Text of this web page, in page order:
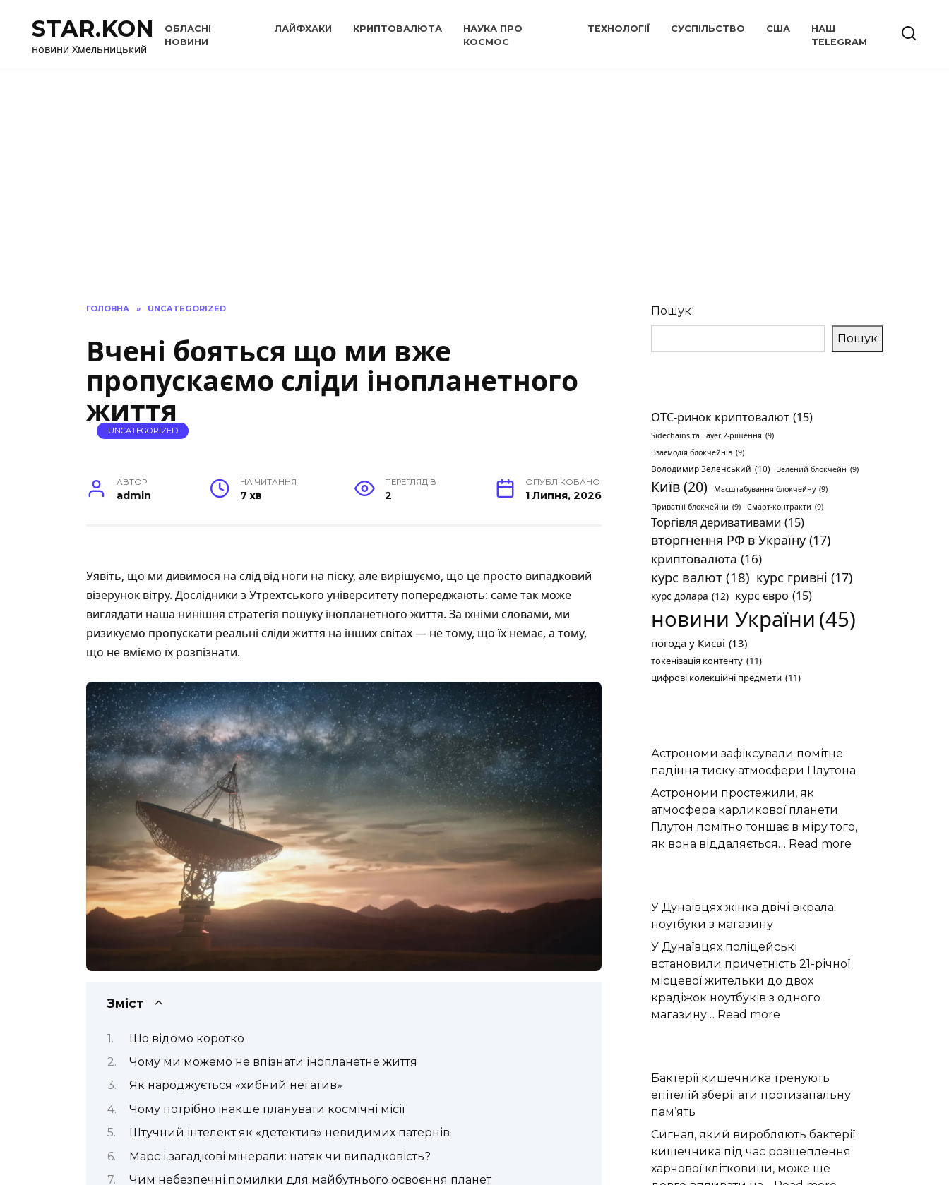
вмістуSTAR.KON
новини Хмельницький
ОБЛАСНІ
НОВИНИ
ЛАЙФХАКИ КРИПТОВАЛЮТА
НАУКА ПРО
КОСМОС
ТЕХНОЛОГІЇ СУСПІЛЬСТВО США
НАШ
TELEGRAM
ГОЛОВНА » UNCATEGORIZED
Вчені бояться що ми вже
пропускаємо сліди інопланетного
життя
UNCATEGORIZED
АВТОР
admin
НА ЧИТАННЯ
7 хв
ПЕРЕГЛЯДІВ
2
ОПУБЛІКОВАНО
1 Липня, 2026
Уявіть, що ми дивимося на слід від ноги на піску, але вирішуємо, що це просто випадковий
візерунок вітру. Дослідники з Утрехтського університету попереджають: саме так може
виглядати наша нинішня стратегія пошуку інопланетного життя. За їхніми словами, ми
ризикуємо пропускати реальні сліди життя на інших світах — не тому, що їх немає, а тому,
що не вміємо їх розпізнати.
Зміст
Що відомо коротко
Чому ми можемо не впізнати інопланетне життя
Як народжується «хибний негатив»
Чому потрібно інакше планувати космічні місії
Штучний інтелект як «детектив» невидимих патернів
Марс і загадкові мінерали: натяк чи випадковість?
Чим небезпечні помилки для майбутнього освоєння планет
Пошук
Пошук
OTC-ринок криптовалют (15)
Sidechains та Layer 2-рішення (9)
Взаємодія блокчейнів (9)
Володимир Зеленський (10) Зелений блокчейн (9)
Київ(20) Масштабування блокчейну (9)
Приватні блокчейни (9) Смарт-контракти (9)
Торгівля деривативами (15)
вторгнення РФ в Україну (17)
криптовалюта (16)
курс валют (18) курс гривні (17)
курс долара (12) курс євро (15)
новини України (45)
погода у Києві (13)
токенізація контенту (11)
цифрові колекційні предмети (11)
Астрономи зафіксували помітне
падіння тиску атмосфери Плутона
Астрономи простежили, як
атмосфера карликової планети
Плутон помітно тоншає в міру того,
як вона віддаляється… Read more
У Дунаївцях жінка двічі вкрала
ноутбуки з магазину
У Дунаївцях поліцейські
встановили причетність 21-річної
місцевої жительки до двох
крадіжок ноутбуків з одного
магазину… Read more
двічі
вкрала
з
магазину
Бактерії кишечника тренують
епітелій зберігати протизапальну
пам’ять
Сигнал, який виробляють бактерії
кишечника під час розщеплення
харчової клітковини, може ще